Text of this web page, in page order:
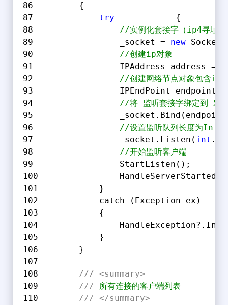
        {
try
            {
//实例化套接字（ip4寻址协
                _socket =
new
//创建ip对象
IPAddress address =
//创建网络节点对象包含ip
IPEndPoint endpoint
//将 监听套接字绑定到 对
//设置监听队列长度为Int32
                _socket.Listen(
int
//开始监听客户端
                StartListen();
            }
            catch (Exception ex)
            {
            }
        }
/// <summary>
/// 所有连接的客户端列表
/// </summary>